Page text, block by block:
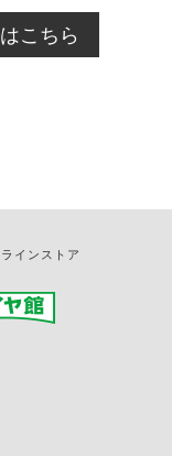
場合のご予約
約の店舗まで
こちら
インストア